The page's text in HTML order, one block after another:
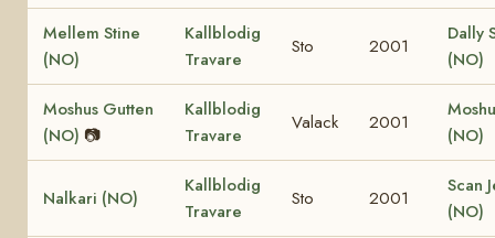
Mellem Stine
(NO)
Kallblodig
Travare
Sto 2001
Dally
(NO)
Moshus Gutten
(NO) 📷
Kallblodig
Travare
Valack 2001
(NO)
Nalkari (NO)
Kallblodig
Travare
Sto 2001
Scan
(NO)